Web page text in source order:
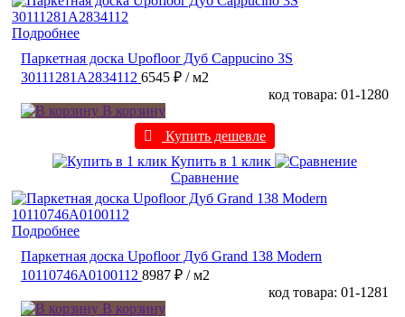
Подробнее
Паркетная доска Upofloor Дуб Cappucino 3S
30111281A2834112 6545 ₽ / м2
код товара: 01-1280
В корзину
Купить дешевле
Купить в 1 клик
Сравнение
Подробнее
Паркетная доска Upofloor Дуб Grand 138 Modern
10110746A0100112 8987 ₽ / м2
код товара: 01-1281
В корзину